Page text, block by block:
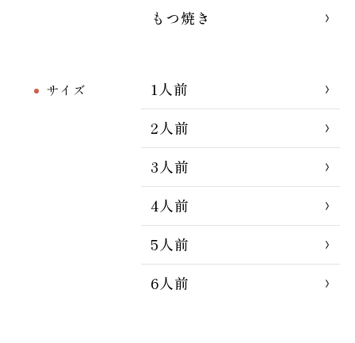
もつ焼き
サイズ
1人前
2人前
3人前
4人前
5人前
6人前